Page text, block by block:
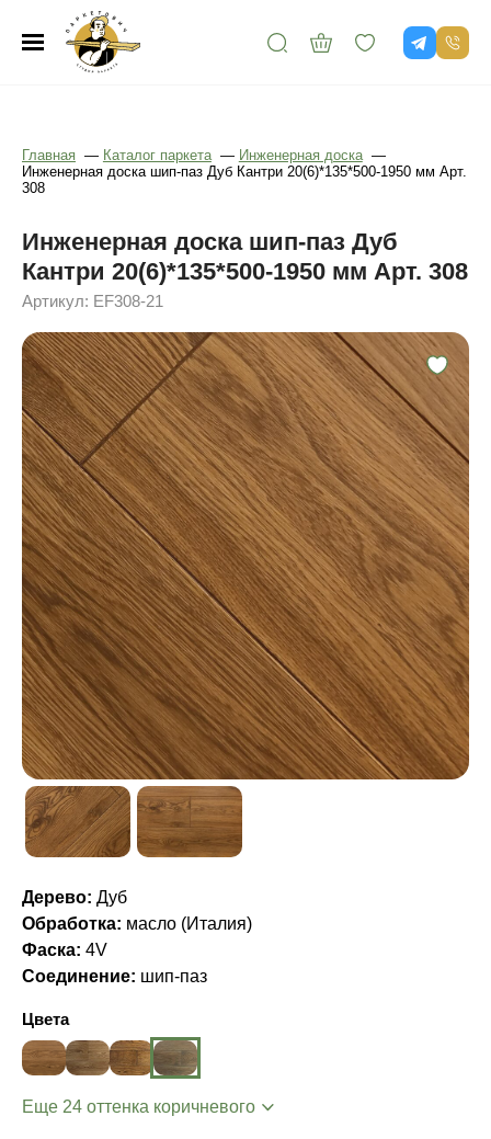
Главная — Каталог паркета — Инженерная доска —
Инженерная доска шип-паз Дуб Кантри 20(6)*135*500-1950 мм Арт.
308
Инженерная доска шип-паз Дуб
Кантри 20(6)*135*500-1950 мм Арт. 308
Артикул: EF308-21
Дерево: Дуб
Обработка: масло (Италия)
Фаска: 4V
Соединение: шип-паз
Цвета
Еще 24 оттенка коричневого